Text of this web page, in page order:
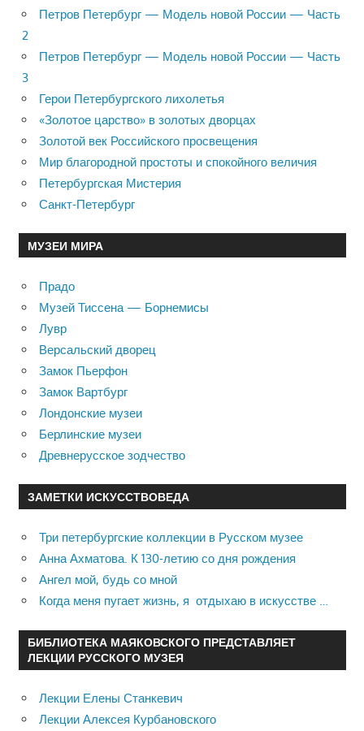
Петров Петербург — Модель новой России — Часть
2
Петров Петербург — Модель новой России — Часть
3
Герои Петербургского лихолетья
«Золотое царство» в золотых дворцах
Золотой век Российского просвещения
Мир благородной простоты и спокойного величия
Петербургская Мистерия
Санкт-Петербург
МУЗЕИ МИРА
Прадо
Музей Тиссена — Борнемисы
Лувр
Версальский дворец
Замок Пьерфон
Замок Вартбург
Лондонские музеи
Берлинские музеи
Древнерусское зодчество
ЗАМЕТКИ ИСКУССТВОВЕДА
Три петербургские коллекции в Русском музее
Анна Ахматова. К 130-летию со дня рождения
Ангел мой, будь со мной
Когда меня пугает жизнь, я отдыхаю в искусстве …
БИБЛИОТЕКА МАЯКОВСКОГО ПРЕДСТАВЛЯЕТ
ЛЕКЦИИ РУССКОГО МУЗЕЯ
Лекции Елены Станкевич
Лекции Алексея Курбановского